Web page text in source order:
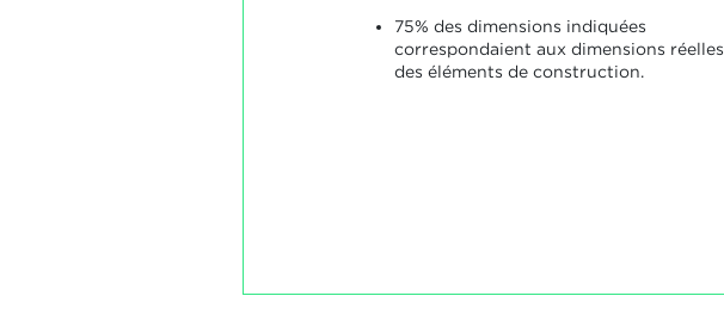
75% des dimensions indiquées
correspondaient aux dimensions réelles
des éléments de construction.